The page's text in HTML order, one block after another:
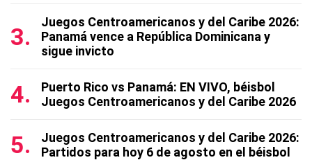
Juegos Centroamericanos y del Caribe 2026:
Panamá vence a República Dominicana y
sigue invicto
Puerto Rico vs Panamá: EN VIVO, béisbol
Juegos Centroamericanos y del Caribe 2026
Juegos Centroamericanos y del Caribe 2026:
Partidos para hoy 6 de agosto en el béisbol